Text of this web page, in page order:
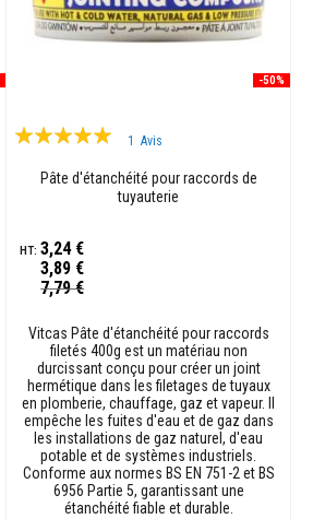
-50%
Évaluation:
1Avis
Pâte d'étanchéité pour raccords de
tuyauterie
Spécial
3,89 €
3,24 €
7,79 €
Vitcas Pâte d'étanchéité pour raccords
filetés 400g est un matériau non
durcissant conçu pour créer un joint
hermétique dans les filetages de tuyaux
en plomberie, chauffage, gaz et vapeur. Il
empêche les fuites d'eau et de gaz dans
les installations de gaz naturel, d'eau
potable et de systèmes industriels.
Conforme aux normes BS EN 751-2 et BS
6956 Partie 5, garantissant une
étanchéité fiable et durable.